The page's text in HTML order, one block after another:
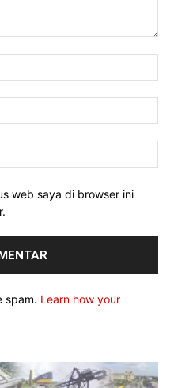
web saya di browser ini
spam. Learn how your